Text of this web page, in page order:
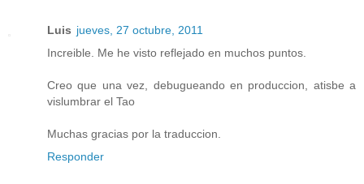
Luis jueves, 27 octubre, 2011
Increible. Me he visto reflejado en muchos puntos.
Creo que una vez, debugueando en produccion, atisbe a
vislumbrar el Tao
Muchas gracias por la traduccion.
Responder